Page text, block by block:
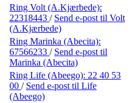
Ring Volt (A.Kjærbede):
22318443 / Send e-post til Volt
(A.Kjærbede)
Ring Marinka (Abecita):
67566233 / Send e-post til
Marinka (Abecita)
Ring Life (Abeego): 22 40 53
00 / Send e-post til Life
(Abeego)